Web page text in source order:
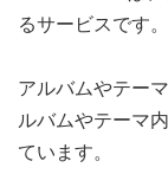
るサービスです。
アルバムやテー
ルバムやテーマ
ています。